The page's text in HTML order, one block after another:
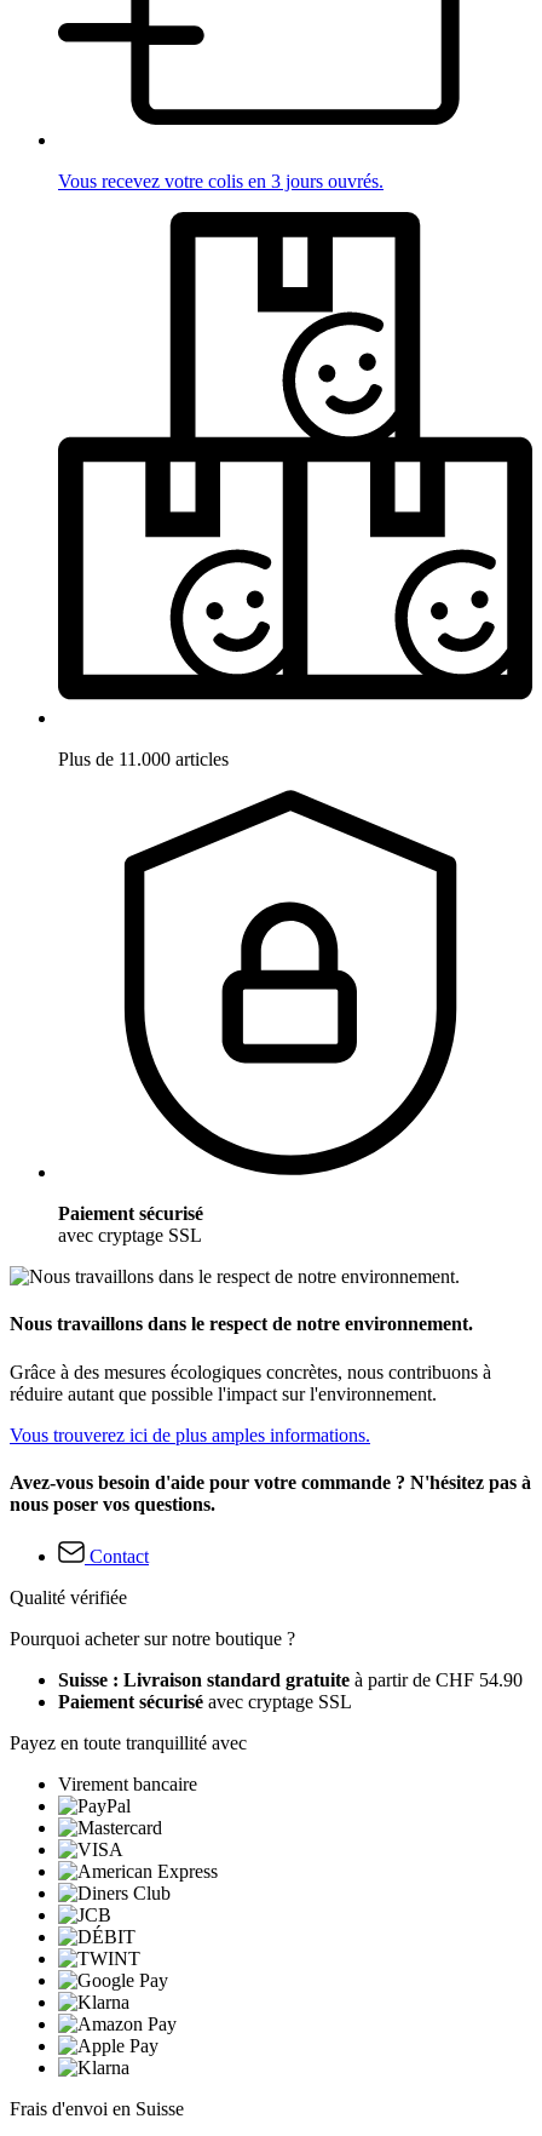
Vous recevez votre colis en 3 jours ouvrés.
Plus de 11.000 articles
Paiement sécurisé
avec cryptage SSL
Nous travaillons dans le respect de notre environnement.
Grâce à des mesures écologiques concrètes, nous contribuons à
réduire autant que possible l'impact sur l'environnement.
Vous trouverez ici de plus amples informations.
Avez-vous besoin d'aide pour votre commande ? N'hésitez pas à
nous poser vos questions.
Contact
Qualité vérifiée
Pourquoi acheter sur notre boutique ?
Suisse : Livraison standard gratuite à partir de CHF 54.90
Paiement sécurisé avec cryptage SSL
Payez en toute tranquillité avec
Virement bancaire
Frais d'envoi en Suisse